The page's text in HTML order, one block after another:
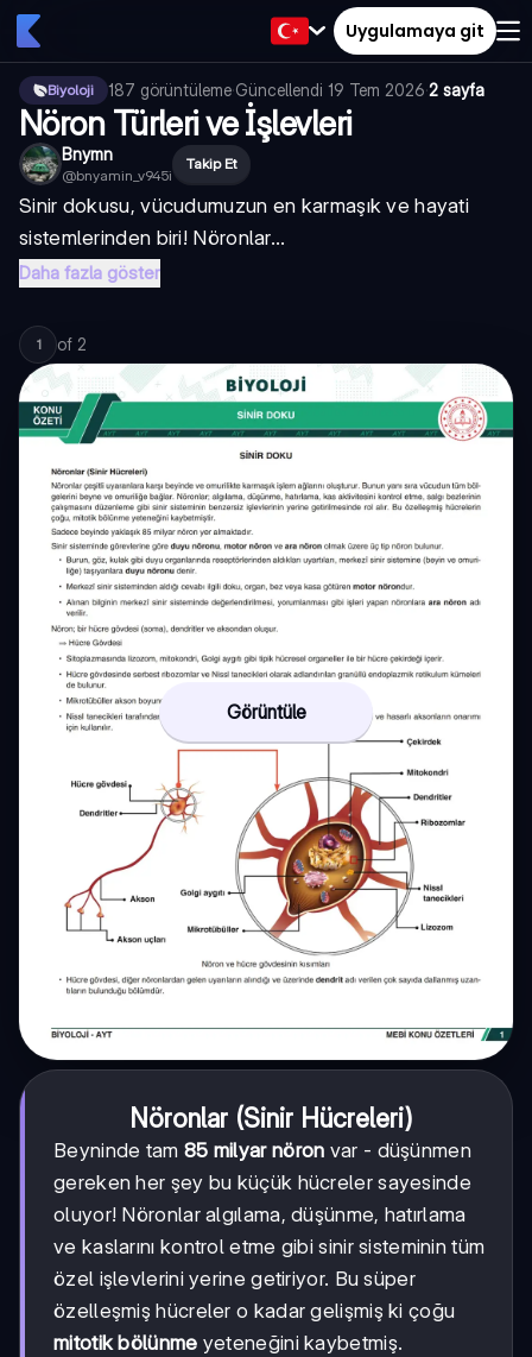
Uygulamaya git
Biyoloji 187 görüntüleme·Güncellendi 19 Tem 2026·2 sayfa
Nöron Türleri ve İşlevleri
Bnymn
@bnyamin_v945i
Takip Et
Sinir dokusu, vücudumuzun en karmaşık ve hayati
sistemlerinden biri! Nöronlar...
Daha fazla göster
1 of 2
Görüntüle
Nöronlar (Sinir Hücreleri)
Beyninde tam 85 milyar nöron var - düşünmen
gereken her şey bu küçük hücreler sayesinde
oluyor! Nöronlar algılama, düşünme, hatırlama
ve kaslarını kontrol etme gibi sinir sisteminin tüm
özel işlevlerini yerine getiriyor. Bu süper
özelleşmiş hücreler o kadar gelişmiş ki çoğu
mitotik bölünme yeteneğini kaybetmiş.